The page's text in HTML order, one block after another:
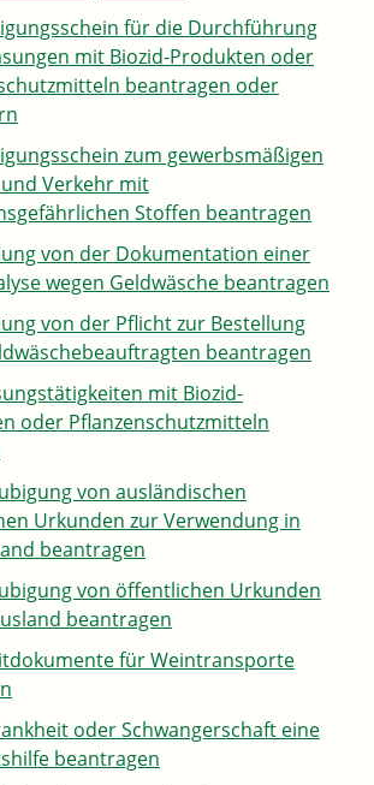
für die Durchführung
mit Biozid-Produkten oder
beantragen oder
zum gewerbsmäßigen
Verkehr mit
Stoffen beantragen
von der Dokumentation einer
wegen Geldwäsche beantragen
von der Pflicht zur Bestellung
beantragen
mit Biozid-
oder Pflanzenschutzmitteln
von ausländischen
Urkunden zur Verwendung in
beantragen
von öffentlichen Urkunden
beantragen
für Weintransporte
oder Schwangerschaft eine
beantragen